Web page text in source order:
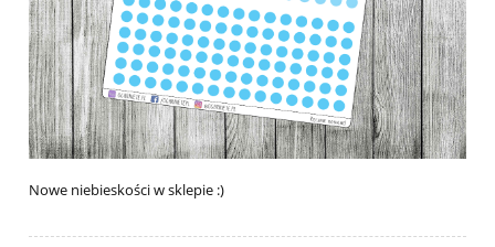
Nowe niebieskości w sklepie :)